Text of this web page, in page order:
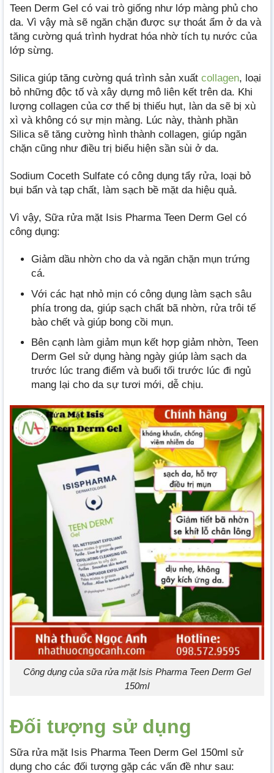
Teen Derm Gel có vai trò giống như lớp màng phủ cho
da. Vì vậy mà sẽ ngăn chặn được sự thoát ẩm ở da và
tăng cường quá trình hydrat hóa nhờ tích tụ nước của
lớp sừng.
Silica giúp tăng cường quá trình sản xuất collagen, loại
bỏ những độc tố và xây dựng mô liên kết trên da. Khi
lượng collagen của cơ thể bị thiếu hụt, làn da sẽ bị xù
xì và không có sự mịn màng. Lúc này, thành phần
Silica sẽ tăng cường hình thành collagen, giúp ngăn
chặn cũng như điều trị biểu hiện sần sùi ở da.
Sodium Coceth Sulfate có công dụng tẩy rửa, loại bỏ
bụi bẩn và tạp chất, làm sạch bề mặt da hiệu quả.
Vì vậy, Sữa rửa mặt Isis Pharma Teen Derm Gel có
công dụng:
Giảm dầu nhờn cho da và ngăn chặn mụn trứng
cá.
Với các hạt nhỏ mịn có công dụng làm sạch sâu
phía trong da, giúp sạch chất bã nhờn, rửa trôi tế
bào chết và giúp bong cồi mụn.
Bên cạnh làm giảm mụn kết hợp giảm nhờn, Teen
Derm Gel sử dụng hàng ngày giúp làm sạch da
trước lúc trang điểm và buổi tối trước lúc đi ngủ
mang lại cho da sự tươi mới, dễ chịu.
Công dụng của sữa rửa mặt Isis Pharma Teen Derm Gel
150ml
Đối tượng sử dụng
Sữa rửa mặt Isis Pharma Teen Derm Gel 150ml sử
dụng cho các đối tượng gặp các vấn đề như sau: